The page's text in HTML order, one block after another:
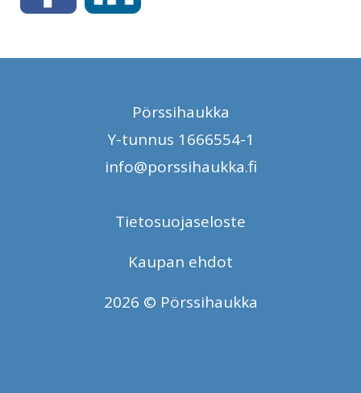
Pörssihaukka
Y-tunnus 1666554-1
info@porssihaukka.fi
Tietosuojaseloste
Kaupan ehdot
2026 © Pörssihaukka